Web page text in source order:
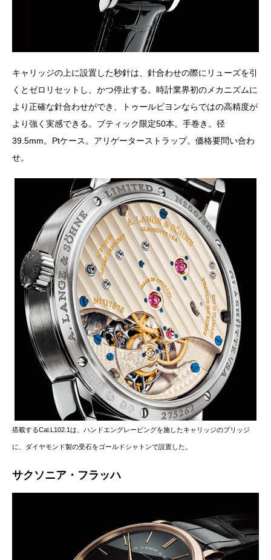
キャリッジの上に設置した秒針は、針合わせの際にリューズを引
くとゼロリセットし、かつ停止する。時計業界初のメカニズムに
より正確な針合わせができ、トゥールビヨンならではの高精度が
より強く実感できる。ブティック限定50本。手巻き。径
39.5mm。Ptケース。アリゲーターストラップ。価格要問い合わ
せ。
搭載するCal.L102.1は、ハンドエングレービングを施したキャリッジのブリッジ
に、ダイヤモンド製の受石をゴールドシャトンで設置した。
サクソニア・フラッハ